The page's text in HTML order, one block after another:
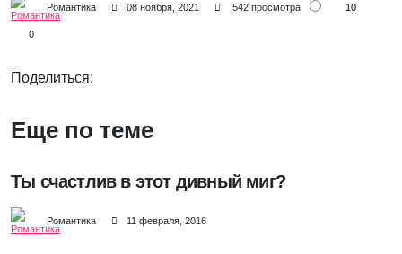
Романтика 08 ноября, 2021 542 просмотра 10
0
Поделиться:
Еще по теме
Ты счастлив в этот дивный миг?
Романтика 11 февраля, 2016